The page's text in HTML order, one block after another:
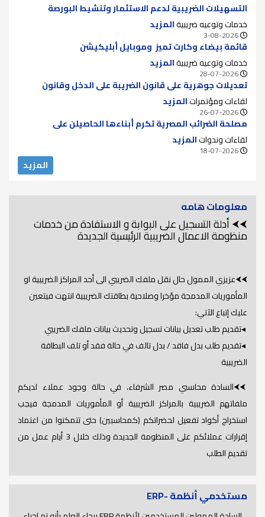
التسهيلات الضريبية لدعم الاستثمار وتنشيط البورصة
خدمات وتوعيه ضريبيةالمزيد
3-08-2026
قائمة بيضاء وكارت تميز وموبايل أبليكيشن
خدمات وتوعيه ضريبيةالمزيد
28-07-2026
تعديلات جوهرية على قانون الضريبة على الدخل وقانون
الضريبة على الدمغة للقضاء على الازدواج الضريبي ودعم سوق
الأوراق المالية
لقاءات ومؤتمراتالمزيد
26-07-2026
مصلحة الضرائب المصرية تكرم أبناءها الحاصيلن على
الماجستير والدكتوراه لعام 2025..
لقاءات وندواتالمزيد
18-07-2026
المزيد
معلومات هامه
⮜⮜ أدلة التسجيل على البوابة و الاستفادة من خدمات
منظومة الاعمال الضريبية الرئيسية الجديدة
⮜⮜عزيزي الممول حال نقل ملفك الضريبي الى أحد المراكز الضريبية او
المأموريات المدمجة مؤخرا وصلاحية بطاقتك الضريبية انتهت فيتعين
عليك إتباع الآتي:
◂تقديم طلب تعديل بيانات تسجيل وتحديث بيانات ملفك الضريبي
◂تقديم طلب بدل فاقد / بدل تالف في حالة فقد أو تلف البطاقة
الضريبية
⮜⮜السادة محاسبي مصر الشرفاء، في حالة وجود عملاء لديكم
ملفاتهم الضريبية بالمراكز الضريبية أو المأموريات المدمجة فيجب
استخراج أكواد تفعيل لحضراتكم (كمحاسبين) حتى تتمكنوا من اعتماد
إقرارات عملائكم على المنظومة الجديدة وذلك خلال 3 أيام عمل من
تقديم الطلب
مستخدمي أنظمة -ERP